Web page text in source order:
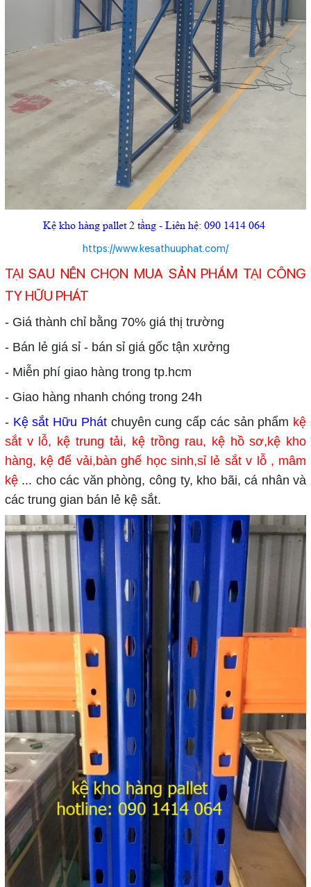
Kệ kho hàng pallet 2 tầng - Liên hệ: 090 1414 064
https://www.kesathuuphat.com/
TẠI SAU NÊN CHỌN MUA SẢN PHẨM TẠI CÔNG
TY HỮU PHÁT
- Giá thành chỉ bằng 70% giá thị trường
- Bán lẻ giá sỉ - bán sỉ giá gốc tận xưởng
- Miễn phí giao hàng trong tp.hcm
- Giao hàng nhanh chóng trong 24h
- Kệ sắt Hữu Phát chuyên cung cấp các sản phẩm kệ
sắt v lỗ, kệ trung tải, kệ trồng rau, kệ hồ sơ,kệ kho
hàng, kệ để vải,bàn ghế học sinh,sỉ lẻ sắt v lỗ , mâm
kệ ... cho các văn phòng, công ty, kho bãi, cá nhân và
các trung gian bán lẻ kệ sắt.